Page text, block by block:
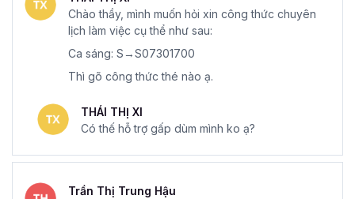
Chào thầy, mình muốn hỏi xin công thức chuyên
lịch làm việc cụ thể như sau:
Ca sáng: S→S07301700
Thì gõ công thức thé nào ạ.
THÁI THỊ XI
Có thế hỗ trợ gấp dùm mình ko ạ?
Trần Thị Trung Hậu